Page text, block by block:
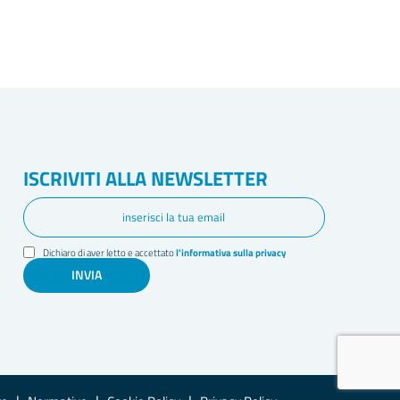
ISCRIVITI ALLA NEWSLETTER
Dichiaro di aver letto e accettatol'informativa sulla privacy
INVIA